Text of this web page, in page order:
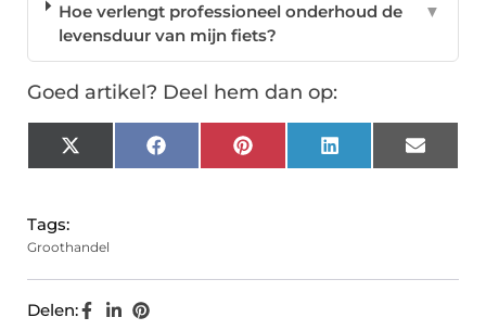
Hoe verlengt professioneel onderhoud de
levensduur van mijn fiets?
▼
Goed artikel? Deel hem dan op:
X
(Twitter)
FacebookPinterest LinkedIn Email
Tags:
Groothandel
Delen: